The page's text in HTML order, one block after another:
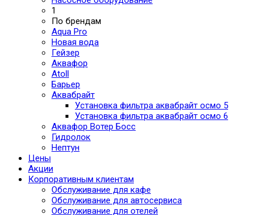
1
По брендам
Aqua Pro
Новая вода
Гейзер
Аквафор
Atoll
Барьер
Аквабрайт
Установка фильтра аквабрайт осмо 5
Установка фильтра аквабрайт осмо 6
Аквафор Вотер Босс
Гидролок
Нептун
Цены
Акции
Корпоративным клиентам
Обслуживание для кафе
Обслуживание для автосервиса
Обслуживание для отелей